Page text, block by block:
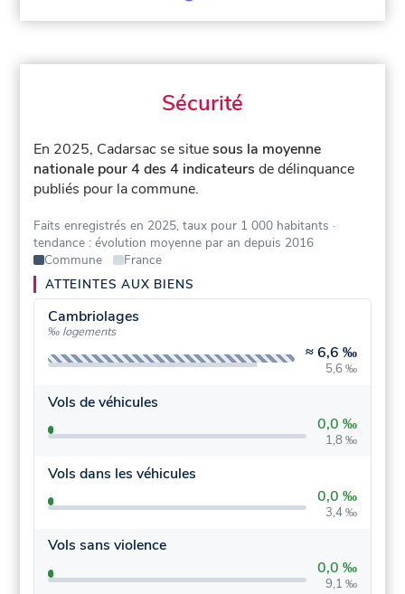
Sécurité
En 2025, Cadarsac se situesous la moyenne
nationale pour 4 des 4 indicateurs de délinquance
publiés pour la commune.
Faits enregistrés en 2025, taux pour 1 000 habitants ·
tendance : évolution moyenne par an depuis 2016
Commune
France
ATTEINTES AUX BIENS
Cambriolages
‰ logements
≈6,6 ‰
5,6 ‰
Vols de véhicules
0,0 ‰
1,8 ‰
Vols dans les véhicules
0,0 ‰
3,4 ‰
Vols sans violence
0,0 ‰
9,1 ‰